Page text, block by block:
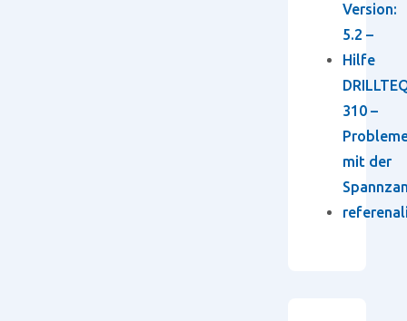
Version:
5.2 –
Hilfe
310 –
mit der